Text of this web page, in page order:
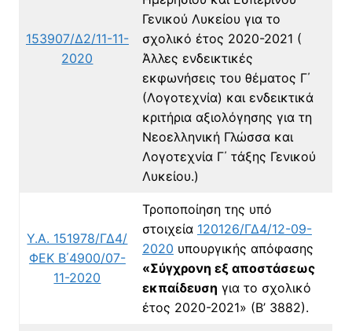
153907/Δ2/11-11-
2020
Γενικού Λυκείου για το
σχολικό έτος 2020-2021 (
Άλλες ενδεικτικές
εκφωνήσεις του θέματος Γ΄
(Λογοτεχνία) και ενδεικτικά
κριτήρια αξιολόγησης για τη
Νεοελληνική Γλώσσα και
Λογοτεχνία Γ΄ τάξης Γενικού
Λυκείου.)
Υ.Α. 151978/ΓΔ4/
ΦΕΚ Β΄4900/07-
11-2020
Τροποποίηση της υπό
στοιχεία 120126/ΓΔ4/12-09-
2020 υπουργικής απόφασης
«Σύγχρονη εξ αποστάσεως
εκπαίδευση για το σχολικό
έτος 2020-2021» (Β’ 3882).